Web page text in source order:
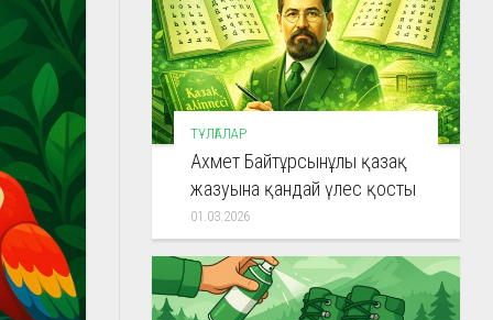
ТҰЛҒАЛАР
Ахмет Байтұрсынұлы қазақ
жазуына қандай үлес қосты
01.03.2026